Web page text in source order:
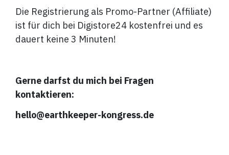
Die Registrierung als Promo-Partner (Affiliate)
ist für dich bei Digistore24 kostenfrei und es
dauert keine 3 Minuten!
Gerne darfst du mich bei Fragen
kontaktieren:
hello@earthkeeper-kongress.de